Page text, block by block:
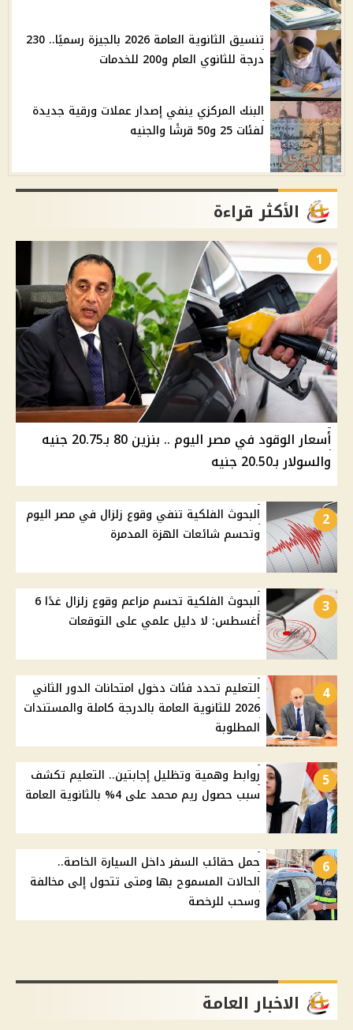
تنسيق الثانوية العامة 2026 بالجيزة رسميًا.. 230
درجة للثانوي العام و200 للخدمات
البنك المركزي ينفي إصدار عملات ورقية جديدة
لفئات 25 و50 قرشًا والجنيه
الأكثر قراءة
1
أسعار الوقود في مصر اليوم .. بنزين 80 بـ20.75 جنيه
والسولار بـ20.50 جنيه
2
البحوث الفلكية تنفي وقوع زلزال في مصر اليوم
وتحسم شائعات الهزة المدمرة
3
البحوث الفلكية تحسم مزاعم وقوع زلزال غدًا 6
أغسطس: لا دليل علمي على التوقعات
4
التعليم تحدد فئات دخول امتحانات الدور الثاني
2026 للثانوية العامة بالدرجة كاملة والمستندات
المطلوبة
5
روابط وهمية وتظليل إجابتين.. التعليم تكشف
سبب حصول ريم محمد على 4% بالثانوية العامة
6
حمل حقائب السفر داخل السيارة الخاصة..
الحالات المسموح بها ومتى تتحول إلى مخالفة
وسحب للرخصة
الاخبار العامة